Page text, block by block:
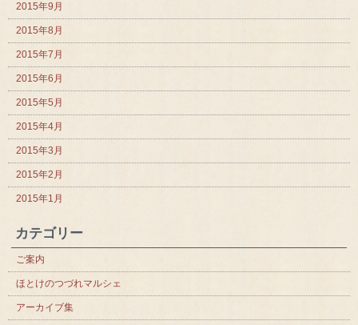
2015年9月
2015年8月
2015年7月
2015年6月
2015年5月
2015年4月
2015年3月
2015年2月
2015年1月
カテゴリー
ご案内
ほとけのつづれマルシェ
アーカイブ集